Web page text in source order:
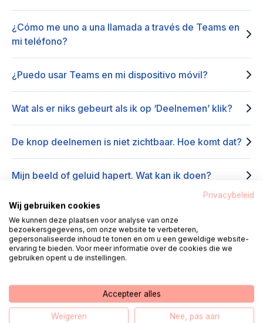
¿Cómo me uno a una llamada a través de Teams en
mi teléfono?
¿Puedo usar Teams en mi dispositivo móvil?
Wat als er niks gebeurt als ik op ‘Deelnemen’ klik?
De knop deelnemen is niet zichtbaar. Hoe komt dat?
Mijn beeld of geluid hapert. Wat kan ik doen?
Ik krijg de melding dat mijn camera of microfoon niet
werkt
Hola, mi nombre es Fred. Mis colegas y
Privacybeleid
Wij gebruiken cookies
We kunnen deze plaatsen voor analyse van onze
bezoekersgegevens, om onze website te verbeteren,
gepersonaliseerde inhoud te tonen en om u een geweldige website-
ervaring te bieden. Voor meer informatie over de cookies die we
gebruiken opent u de instellingen.
Accepteer alles
Weigeren Nee, pas aan